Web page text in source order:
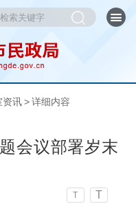
资讯 > 详细内容
会议部署岁末
T T